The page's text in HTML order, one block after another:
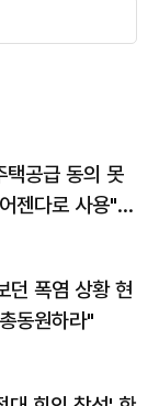
택공급 동의 못
젠다로 사용"
던 폭염 상황 현
동원하라"